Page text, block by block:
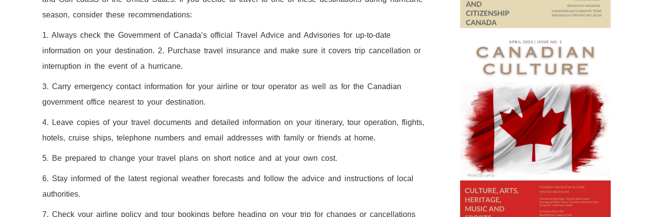
season, consider these recommendations:
1. Always check the Government of Canada’s official Travel Advice and Advisories for up-to-date
information on your destination. 2. Purchase travel insurance and make sure it covers trip cancellation or
interruption in the event of a hurricane.
3. Carry emergency contact information for your airline or tour operator as well as for the Canadian
government office nearest to your destination.
4. Leave copies of your travel documents and detailed information on your itinerary, tour operation, flights,
hotels, cruise ships, telephone numbers and email addresses with family or friends at home.
5. Be prepared to change your travel plans on short notice and at your own cost.
6. Stay informed of the latest regional weather forecasts and follow the advice and instructions of local
authorities.
7. Check your airline policy and tour bookings before heading on your trip for changes or cancellations